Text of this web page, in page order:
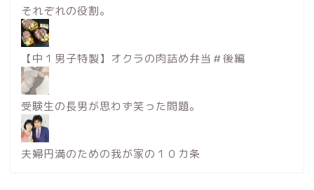
それぞれの役割。
【中１男子特製】オクラの肉詰め弁当＃後編
受験生の長男が思わず笑った問題。
夫婦円満のための我が家の１０カ条